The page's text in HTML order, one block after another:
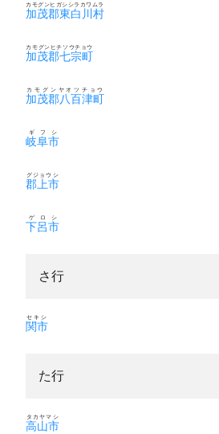
加茂郡東白川村
カモグンヒガシシラカワムラ
加茂郡七宗町
カモグンヒチソウチョウ
加茂郡八百津町
カモグンヤオツチョウ
岐阜市
ギフシ
郡上市
グジョウシ
下呂市
ゲロシ
さ行
関市
セキシ
た行
高山市
タカヤマシ